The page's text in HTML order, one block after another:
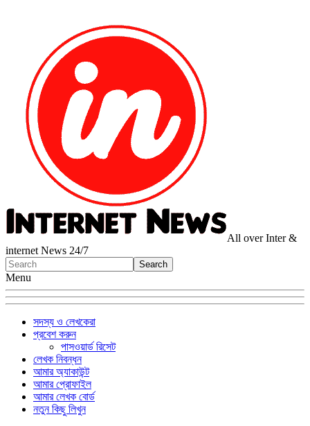
All over Inter &
internet News 24/7
Menu
সদস্য ও লেখকেরা
প্রবেশ করুন
পাসওয়ার্ড রিসেট
লেখক নিবন্ধন
আমার অ্যাকাউন্ট
আমার প্রোফাইল
আমার লেখক বোর্ড
নতুন কিছু লিখুন